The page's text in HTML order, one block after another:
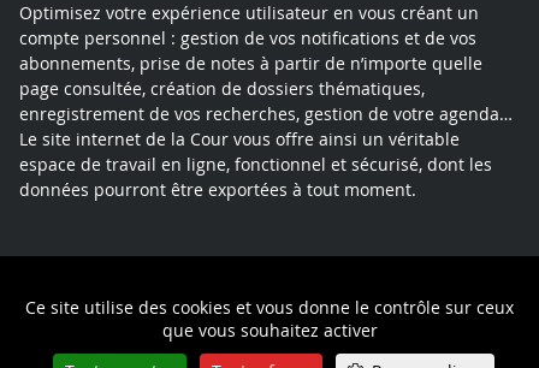
Ce site utilise des cookies et vous donne le contrôle sur ceux
que vous souhaitez activer
Optimisez votre expérience utilisateur en vous créant un
compte personnel : gestion de vos notifications et de vos
abonnements, prise de notes à partir de n’importe quelle
page consultée, création de dossiers thématiques,
enregistrement de vos recherches, gestion de votre agenda…
Le site internet de la Cour vous offre ainsi un véritable
espace de travail en ligne, fonctionnel et sécurisé, dont les
données pourront être exportées à tout moment.
Politique de confidentialité